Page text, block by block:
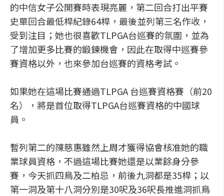
的中信女子公開賽時表現亮麗，第二回合打出平賽
史單回合最低桿紀錄64桿，最後並列第三名作收，
受到注目；她也很喜歡TLPGA台巡賽的氛圍，並為
了增加更多比賽的鍛鍊機會，因此在取得中巡賽參
賽資格以外，也來參加台巡賽的資格考試。
如果她在這場比賽通過TLPGA 台巡賽資格賽（前20
名），將是首位取得TLPGA台巡賽資格的中國球
員。
暫列第二的陳慈惠雖然上周才獲得協會核准她的職
業球員資格，不過這場比賽她還是以業餘身分參
賽，今天抓四鳥及二柏忌，前後九洞都是35桿；以
第一洞及第十八洞分別是30呎及36呎長推進洞抓鳥